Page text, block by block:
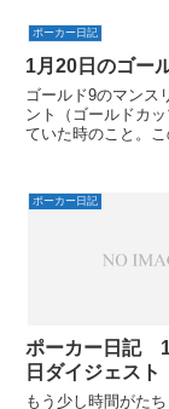
ポーカー日記
1月20日のゴー
ゴールド9のマンス
ント（ゴールドカ
ていた時のこと。こ
ブルでAJoでオール
グスタックにQ6oで
ポーカー日記
ポーカー日記
日ダイジェスト
もう少し時間がた